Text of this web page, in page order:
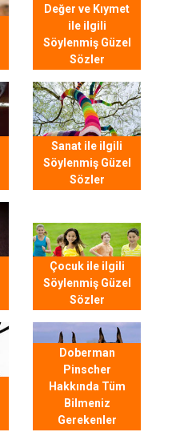
Değer ve Kıymet
ile ilgili
Söylenmiş Güzel
Sözler
Sanat ile ilgili
Söylenmiş Güzel
Sözler
Çocuk ile ilgili
Söylenmiş Güzel
Sözler
Doberman
Pinscher
Hakkında Tüm
Bilmeniz
Gerekenler